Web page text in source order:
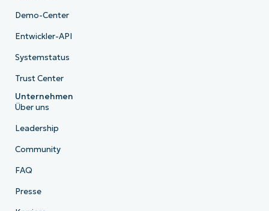
Demo-Center
Entwickler-API
Systemstatus
Trust Center
Unternehmen
Über uns
Leadership
Community
FAQ
Presse